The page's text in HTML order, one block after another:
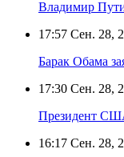
Владимир
17:57 Сен. 28,
Барак Обама
17:30 Сен. 28,
Президент США
16:17 Сен. 28,